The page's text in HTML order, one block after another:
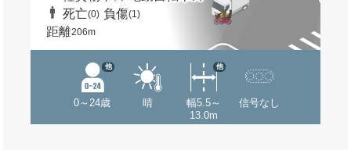
死亡(0) 負傷(1)
距離206m
0～24歳
他
晴
幅5.5～
13.0m
他
信号なし